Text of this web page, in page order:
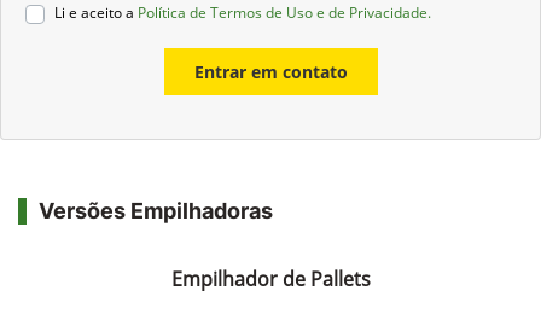
Li e aceito a Política de Termos de Uso e de Privacidade.
Entrar em contato
Versões Empilhadoras
Empilhador de Pallets